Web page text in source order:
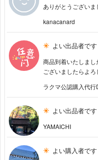
ありがとうございま
kanacanard
よい出品者です
商品到着いたしま
ございましたらよ
ラクマ公認購入代行
よい出品者です
YAMAICHI
よい購入者です